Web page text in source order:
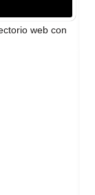
web con